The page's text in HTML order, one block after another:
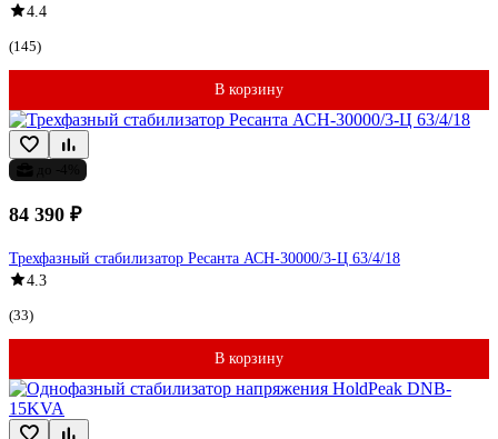
4.4
(145)
В корзину
84 390 ₽
Трехфазный стабилизатор Ресанта АСН-30000/3-Ц 63/4/18
4.3
(33)
В корзину